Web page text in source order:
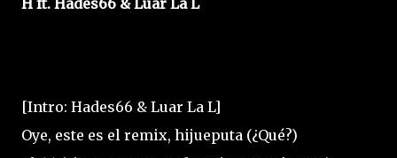
H ft. Hades66 & Luar La L
[Intro: Hades66 & Luar La L]
Oye, este es el remix, hijueputa (¿Qué?)